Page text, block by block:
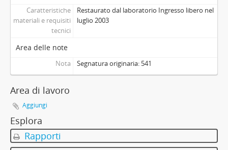
Caratteristiche
materiali e requisiti
tecnici
Restaurato dal laboratorio Ingresso libero nel
luglio 2003
Area delle note
Nota Segnatura originaria: 541
Area di lavoro
Aggiungi
Esplora
Rapporti